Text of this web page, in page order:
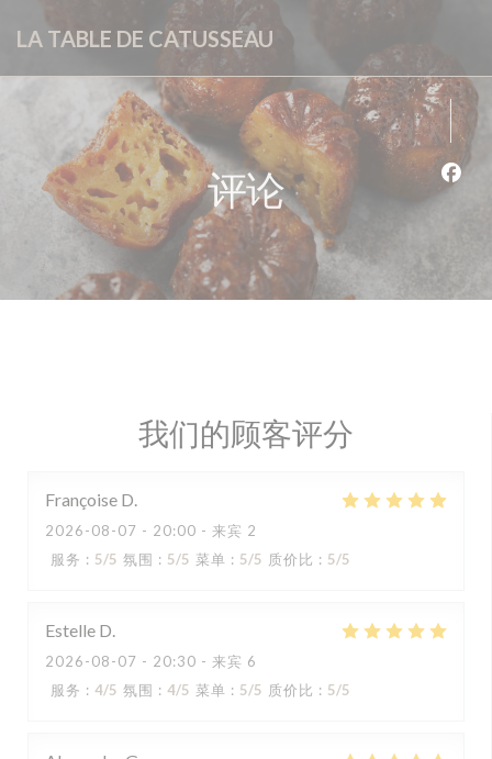
LA TABLE DE CATUSSEAU
评论
我们的顾客评分
Françoise D
2026-08-07 - 20:00 - 来宾 2
服务 : 5/5 氛围 : 5/5 菜单 : 5/5 质价比 : 5/5
Estelle D
2026-08-07 - 20:30 - 来宾 6
服务 : 4/5 氛围 : 4/5 菜单 : 5/5 质价比 : 5/5